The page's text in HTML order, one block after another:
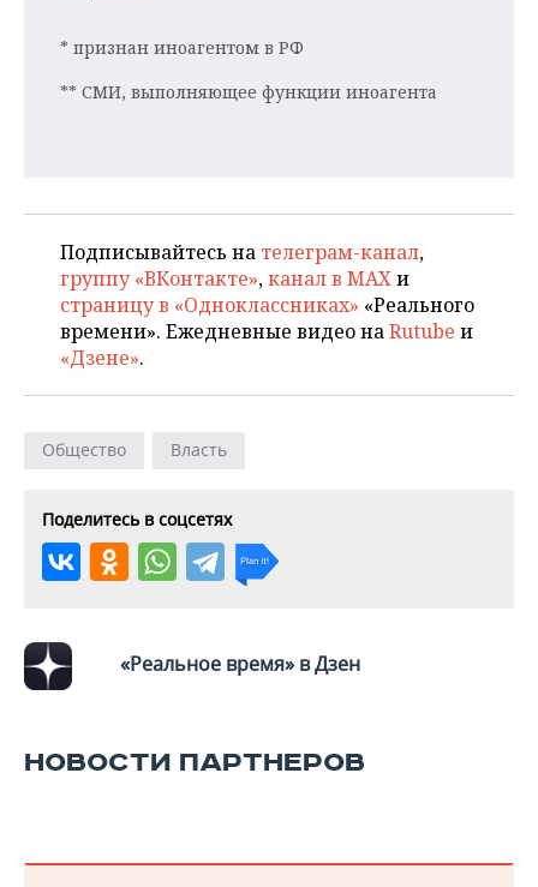
* признан иноагентом в РФ
** СМИ, выполняющее функции иноагента
Подписывайтесь на телеграм-канал,
группу «ВКонтакте»,канал в MAXи
страницу в «Одноклассниках» «Реального
времени». Ежедневные видео наRutube и
«Дзене».
Общество Власть
Поделитесь в соцсетях
«Реальное время» в Дзен
НОВОСТИ ПАРТНЕРОВ